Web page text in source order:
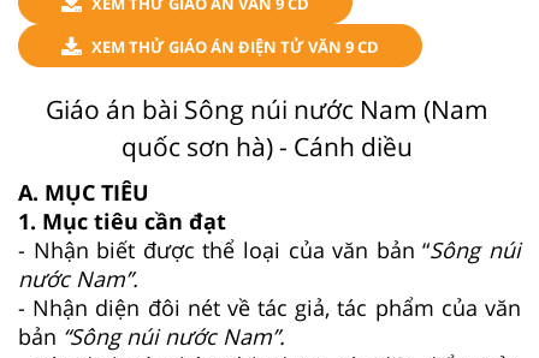
XEM THỬ GIÁO ÁN ĐIỆN TỬ VĂN 9 CD
Giáo án bài Sông núi nước Nam (Nam
quốc sơn hà) - Cánh diều
A. MỤC TIÊU
1. Mục tiêu cần đạt
- Nhận biết được thể loại của văn bản “Sông núi
nước Nam”.
- Nhận diện đôi nét về tác giả, tác phẩm của văn
bản “Sông núi nước Nam”.